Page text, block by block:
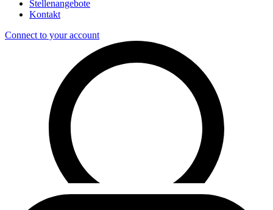
Stellenangebote
Kontakt
Connect to your account